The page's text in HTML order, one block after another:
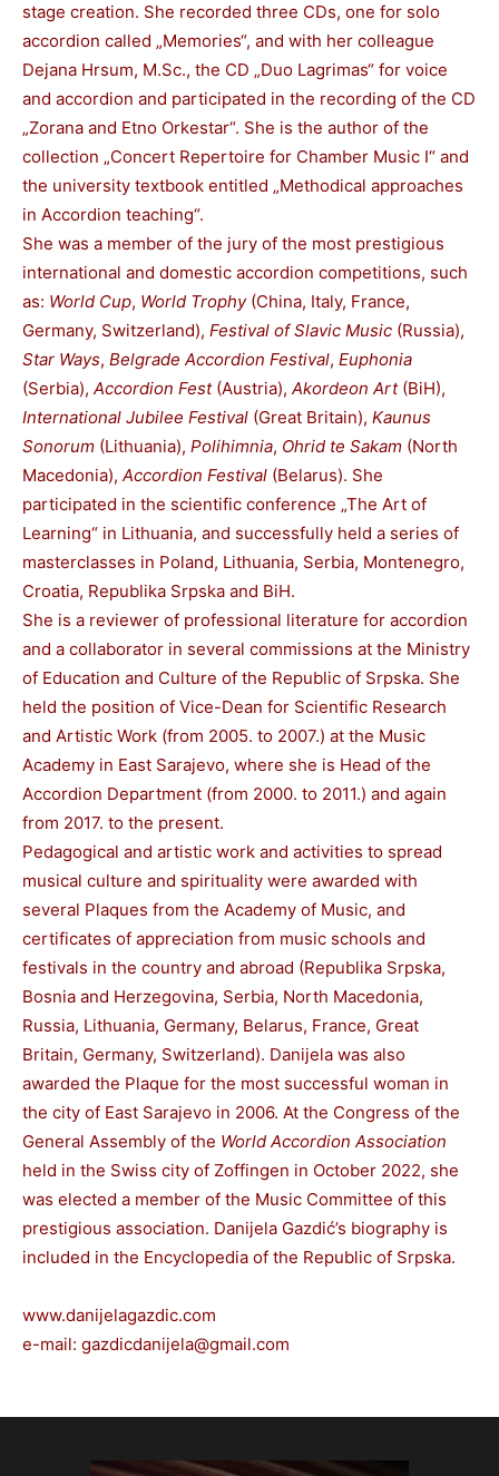
stage creation. She recorded three CDs, one for solo
accordion called „Memories“, and with her colleague
Dejana Hrsum, M.Sc., the CD „Duo Lagrimas“ for voice
and accordion and participated in the recording of the CD
„Zorana and Etno Orkestar“. She is the author of the
collection „Concert Repertoire for Chamber Music I“ and
the university textbook entitled „Methodical approaches
in Accordion teaching“.
She was a member of the jury of the most prestigious
international and domestic accordion competitions, such
as: World Cup, World Trophy(China, Italy, France,
Germany, Switzerland), Festival of Slavic Music (Russia),
Star Ways, Belgrade Accordion Festival, Euphonia
(Serbia), Accordion Fest(Austria), Akordeon Art(BiH),
International Jubilee Festival (Great Britain), Kaunus
Sonorum (Lithuania), Polihimnia, Ohrid te Sakam (North
Macedonia), Accordion Festival (Belarus). She
participated in the scientific conference „The Art of
Learning“ in Lithuania, and successfully held a series of
masterclasses in Poland, Lithuania, Serbia, Montenegro,
Croatia, Republika Srpska and BiH.
She is a reviewer of professional literature for accordion
and a collaborator in several commissions at the Ministry
of Education and Culture of the Republic of Srpska. She
held the position of Vice-Dean for Scientific Research
and Artistic Work (from 2005. to 2007.) at the Music
Academy in East Sarajevo, where she is Head of the
Accordion Department (from 2000. to 2011.) and again
from 2017. to the present.
Pedagogical and artistic work and activities to spread
musical culture and spirituality were awarded with
several Plaques from the Academy of Music, and
certificates of appreciation from music schools and
festivals in the country and abroad (Republika Srpska,
Bosnia and Herzegovina, Serbia, North Macedonia,
Russia, Lithuania, Germany, Belarus, France, Great
Britain, Germany, Switzerland). Danijela was also
awarded the Plaque for the most successful woman in
the city of East Sarajevo in 2006. At the Congress of the
General Assembly of the World Accordion Association
held in the Swiss city of Zoffingen in October 2022, she
was elected a member of the Music Committee of this
prestigious association. Danijela Gazdić’s biography is
included in the Encyclopedia of the Republic of Srpska.
www.danijelagazdic.com
e-mail: gazdicdanijela@gmail.com